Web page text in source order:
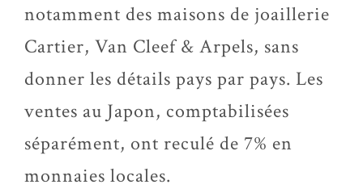
notamment des maisons de joaillerie
Cartier, Van Cleef & Arpels, sans
donner les détails pays par pays. Les
ventes au Japon, comptabilisées
séparément, ont reculé de 7% en
monnaies locales.